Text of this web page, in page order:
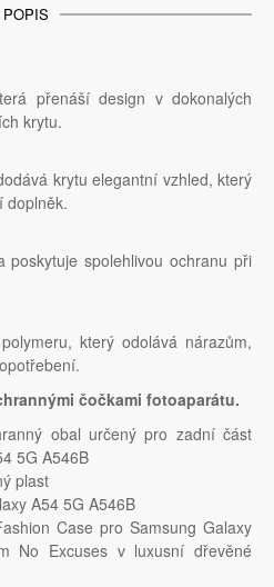
POPIS
přenáší design v dokonalých
krytu.
krytu elegantní vzhled, který
doplněk.
poskytuje spolehlivou ochranu při
který odolává nárazům,
čočkami fotoaparátu.
obal určený pro zadní část
5G A546B
plast
A54 5G A546B
Case pro Samsung Galaxy
No Excuses v luxusní dřevěné